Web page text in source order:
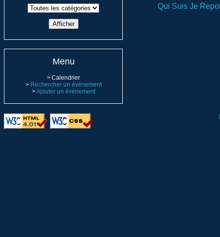
Menu
> Calendrier
> Rechercher un événement
>Ajouter un événement
Qui Suis Je